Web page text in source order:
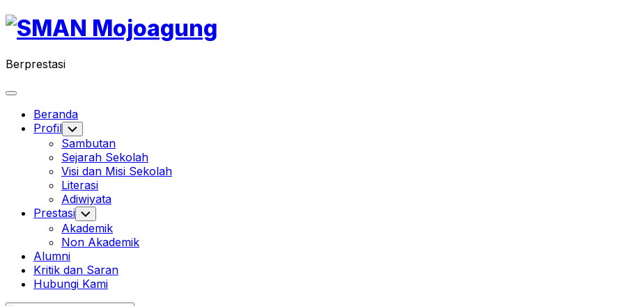
Skip
Berprestasi
Expand
Current
Page:
Beranda
Profil Toggle
Child
Menu
Sambutan
Sejarah Sekolah
Visi dan Misi Sekolah
Literasi
Adiwiyata
Prestasi Toggle
Child
Menu
Akademik
Non Akademik
Alumni
Kritik dan Saran
Hubungi Kami